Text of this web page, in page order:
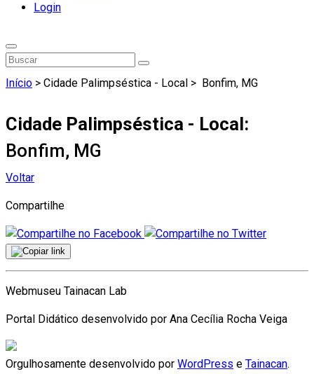
Login
Início > Cidade Palimpséstica - Local > Bonfim, MG
Cidade Palimpséstica - Local:
Bonfim, MG
Voltar
Compartilhe
Webmuseu Tainacan Lab
Portal Didático desenvolvido por Ana Cecília Rocha Veiga
Orgulhosamente desenvolvido por WordPress e Tainacan.